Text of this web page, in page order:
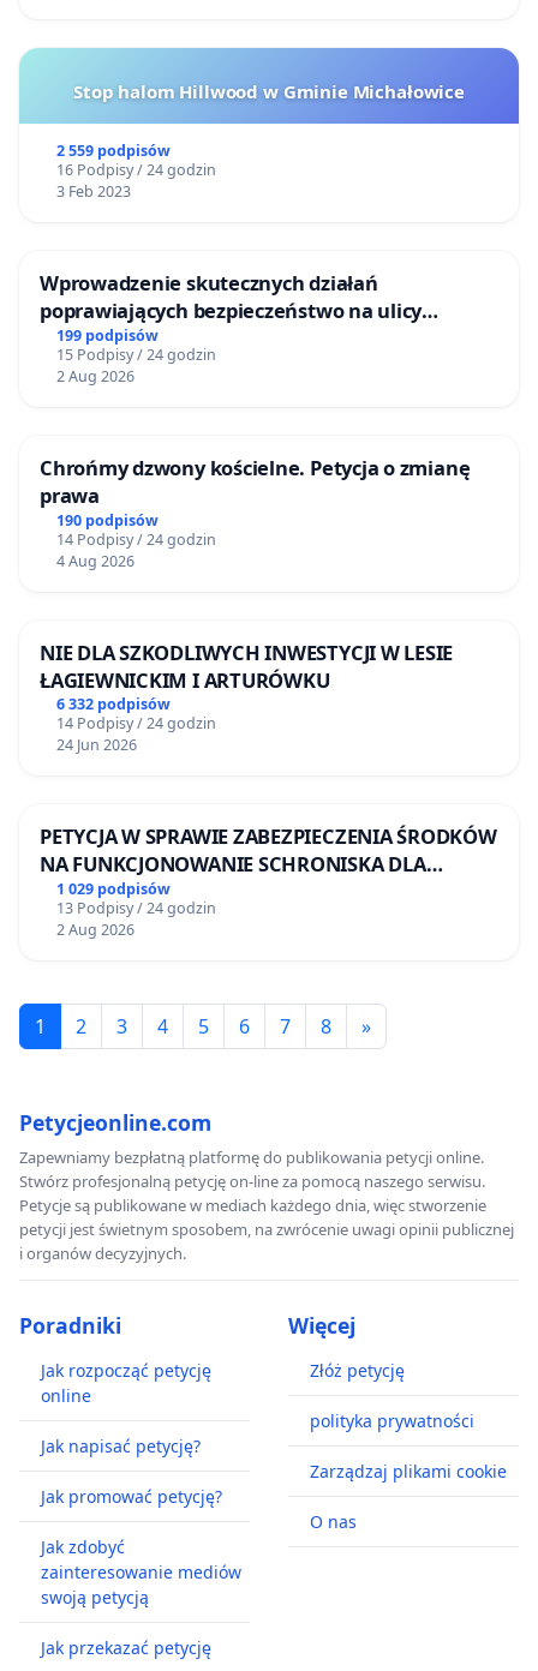
Stop halom Hillwood w Gminie Michałowice
2 559 podpisów
16 Podpisy / 24 godzin
3 Feb 2023
Wprowadzenie skutecznych działań
poprawiających bezpieczeństwo na ulicy
Żeromskiego w Otwocku
199 podpisów
15 Podpisy / 24 godzin
2 Aug 2026
Chrońmy dzwony kościelne. Petycja o zmianę
prawa
190 podpisów
14 Podpisy / 24 godzin
4 Aug 2026
NIE DLA SZKODLIWYCH INWESTYCJI W LESIE
ŁAGIEWNICKIM I ARTURÓWKU
6 332 podpisów
14 Podpisy / 24 godzin
24 Jun 2026
PETYCJA W SPRAWIE ZABEZPIECZENIA ŚRODKÓW
NA FUNKCJONOWANIE SCHRONISKA DLA
BEZDOMNYCH ZWIERZĄT W SKARYSZEWIE
1 029 podpisów
13 Podpisy / 24 godzin
2 Aug 2026
1 2 3 4 5 6 7 8 »
Petycjeonline.com
Zapewniamy bezpłatną platformę do publikowania petycji online.
Stwórz profesjonalną petycję on-line za pomocą naszego serwisu.
Petycje są publikowane w mediach każdego dnia, więc stworzenie
petycji jest świetnym sposobem, na zwrócenie uwagi opinii publicznej
i organów decyzyjnych.
Poradniki
Jak rozpocząć petycję
online
Jak napisać petycję?
Jak promować petycję?
Jak zdobyć
zainteresowanie mediów
swoją petycją
Jak przekazać petycję
Więcej
Złóż petycję
polityka prywatności
Zarządzaj plikami cookie
O nas